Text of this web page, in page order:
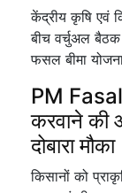
केंद्रीय कृषि एवं
बीच वर्चुअल बैठक
फसल बीमा
PM
करवाने की
दोबारा मौका
किसानों को